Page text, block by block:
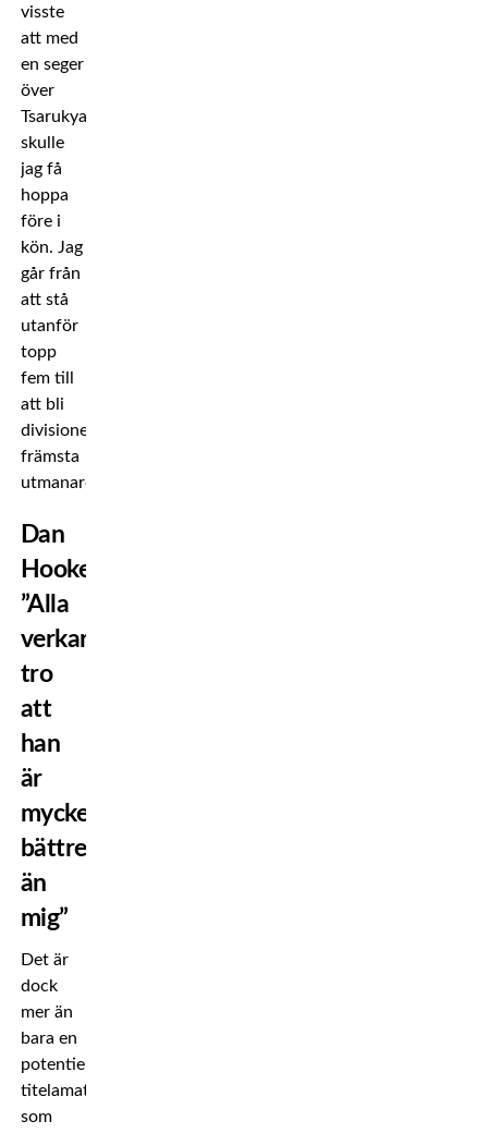
visste
att med
en seger
över
Tsarukyan
skulle
jag få
hoppa
före i
kön. Jag
går från
att stå
utanför
topp
fem till
att bli
divisionens
främsta
utmanare.
Dan
Hooker:
”Alla
verkar
tro
att
han
är
mycket
bättre
än
mig”
Det är
dock
mer än
bara en
potentiell
titelamatch
som